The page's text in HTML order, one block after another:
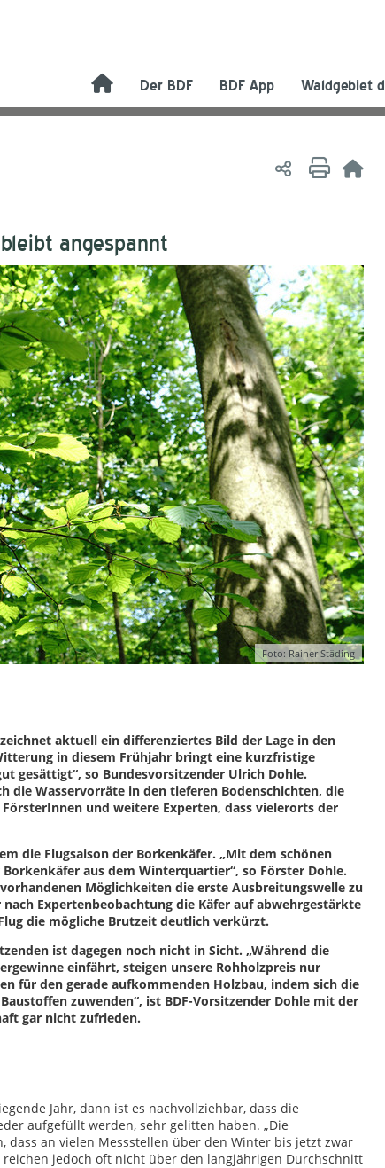
Der BDF BDF App Waldgebiet
angespannt
Foto: Rainer Städing
aktuell ein differenziertes Bild der Lage in den
in diesem Frühjahr bringt eine kurzfristige
gesättigt“, so Bundesvorsitzender Ulrich Dohle.
die Wasservorräte in den tieferen Bodenschichten, die
und weitere Experten, dass vielerorts der
die Flugsaison der Borkenkäfer. „Mit dem schönen
aus dem Winterquartier“, so Förster Dohle.
Möglichkeiten die erste Ausbreitungswelle zu
Expertenbeobachtung die Käfer auf abwehrgestärkte
die mögliche Brutzeit deutlich verkürzt.
ist dagegen noch nicht in Sicht. „Während die
einfährt, steigen unsere Rohholzpreis nur
für den gerade aufkommenden Holzbau, indem sich die
zuwenden“, ist BDF-Vorsitzender Dohle mit der
gar nicht zufrieden.
Jahr, dann ist es nachvollziehbar, dass die
aufgefüllt werden, sehr gelitten haben. „Die
dass an vielen Messstellen über den Winter bis jetzt zwar
jedoch oft nicht über den langjährigen Durchschnitt